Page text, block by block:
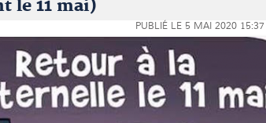
le 11 mai)
PUBLIÉ LE 5 MAI 2020 15:37